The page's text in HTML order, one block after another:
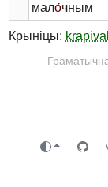
мало́чным
Крыніцы: